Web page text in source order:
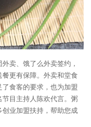
卖、饿了么外卖签约，
更有保障。外卖和堂食
食客的要求，也为加盟
目主持人陈欢代言。粥
业加盟扶持，帮助您成